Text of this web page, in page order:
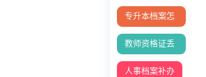
专升本档案怎
么存档？
教师资格证丢
失补办
人事档案补办